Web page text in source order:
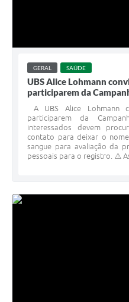
GERAL SAÚDE
UBS Alice Lohmann
participarem da
A UBS Alice Lohmann
participarem da
interessados devem
contato para deixar o
sangue para avaliação da
pessoais para o registro. ⚠️ As